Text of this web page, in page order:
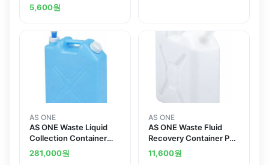
5,600원
AS ONE
AS ONE Waste Liquid
Collection Container
Blueand others
281,000원
AS ONE
AS ONE Waste Fluid
Recovery Container PE
20L 폐액 회수용기 노즐부
착 PE제
11,600원